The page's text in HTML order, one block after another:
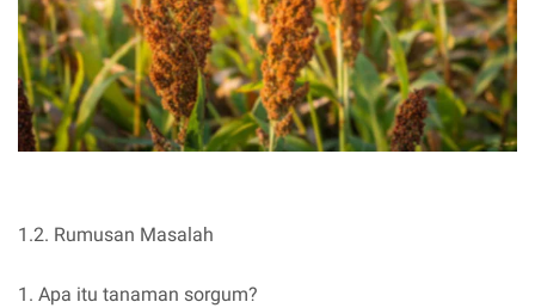
1.2. Rumusan Masalah
1. Apa itu tanaman sorgum?